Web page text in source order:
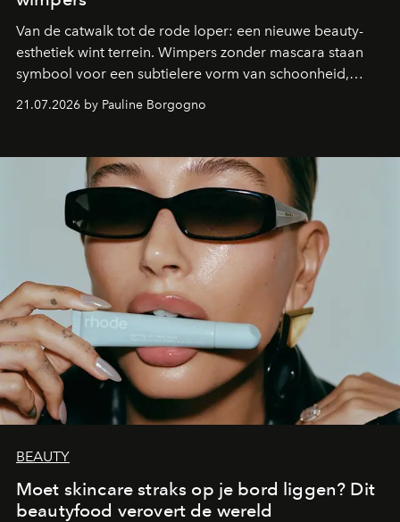
Van de catwalk tot de rode loper: een nieuwe beauty-
esthetiek wint terrein. Wimpers zonder mascara staan
symbool voor een subtielere vorm van schoonheid,
aan make-up.
21.07.2026 by Pauline Borgogno
BEAUTY
Moet skincare straks op je bord liggen? Dit
beautyfood verovert de wereld